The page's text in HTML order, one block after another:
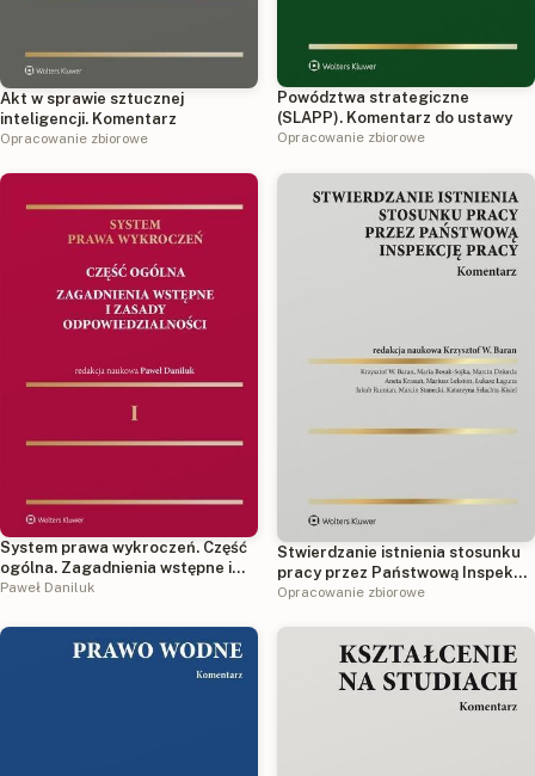
Akt w sprawie sztucznej
inteligencji. Komentarz
Opracowanie zbiorowe
Powództwa strategiczne
(SLAPP). Komentarz do ustawy
Opracowanie zbiorowe
System prawa wykroczeń. Część
ogólna. Zagadnienia wstępne i
zasady odpowiedzialności
Paweł Daniluk
Stwierdzanie istnienia stosunku
pracy przez Państwową Inspekcję
Pracy. Komentarz
Opracowanie zbiorowe